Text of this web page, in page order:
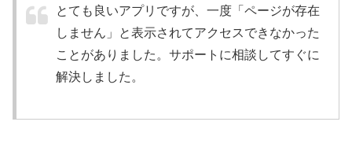
とても良いアプリですが、一度「ページが存在
しません」と表示されてアクセスできなかった
ことがありました。サポートに相談してすぐに
解決しました。